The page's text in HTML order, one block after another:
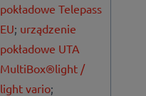
pokładowe Telepass
EU; urządzenie
pokładowe UTA
MultiBox®light /
light vario;